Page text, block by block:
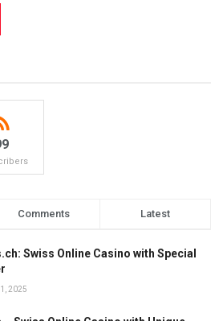
Comments Latest
Swiss Online Casino with Special
2025